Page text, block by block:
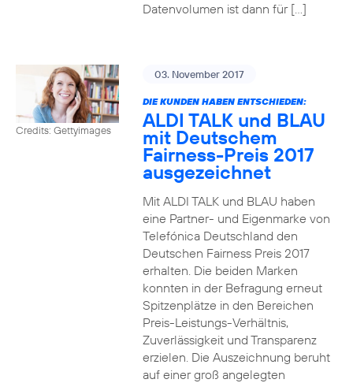
Datenvolumen ist dann für […]
Credits: Gettyimages
03. November 2017
DIE KUNDEN HABEN ENTSCHIEDEN:
ALDI TALK und BLAU
mit Deutschem
Fairness-Preis 2017
ausgezeichnet
Mit ALDI TALK und BLAU haben
eine Partner- und Eigenmarke von
Telefónica Deutschland den
Deutschen Fairness Preis 2017
erhalten. Die beiden Marken
konnten in der Befragung erneut
Spitzenplätze in den Bereichen
Preis-Leistungs-Verhältnis,
Zuverlässigkeit und Transparenz
erzielen. Die Auszeichnung beruht
auf einer groß angelegten